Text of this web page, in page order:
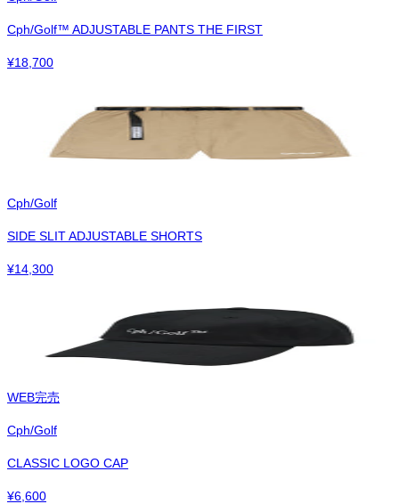
Cph/Golf™︎ ADJUSTABLE PANTS THE FIRST
¥18,700
Cph/Golf
SIDE SLIT ADJUSTABLE SHORTS
¥14,300
WEB完売
Cph/Golf
CLASSIC LOGO CAP
¥6,600